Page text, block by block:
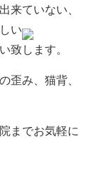
来ていない、
い
致します。
歪み、猫背、
までお気軽に